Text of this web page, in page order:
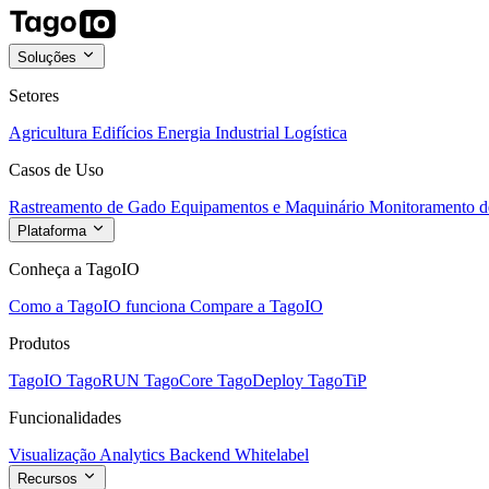
Soluções
Setores
Agricultura Edifícios Energia Industrial Logística
Casos de Uso
Rastreamento de Gado Equipamentos e Maquinário Monitoramento
Plataforma
Conheça a TagoIO
Como a TagoIO funciona Compare a TagoIO
Produtos
TagoIO TagoRUN TagoCore TagoDeploy TagoTiP
Funcionalidades
Visualização Analytics Backend Whitelabel
Recursos